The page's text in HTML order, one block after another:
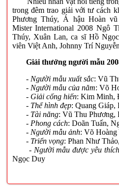
trong đêm trao giải với tư cách
Phương Thúy, Á hậu Hoàn
Mister International 2008 Ngô
Thúy, Xuân Lan, ca sĩ Hồ
viên Việt Anh, Johnny Trí
Giải thưởng người mẫu
- Người mẫu xuất sắc: Vũ
- Người mẫu của năm: Võ
- Giải cống hiến: Kim Minh,
- Thể hình đẹp: Quang Giáp,
- Tài năng: Vũ Thu Phương,
- Phong cách: Doãn Tuấn,
- Người mẫu ảnh: Võ
- Triển vọng: Phan Như
- Người mẫu được yêu thích
Ngọc Duy